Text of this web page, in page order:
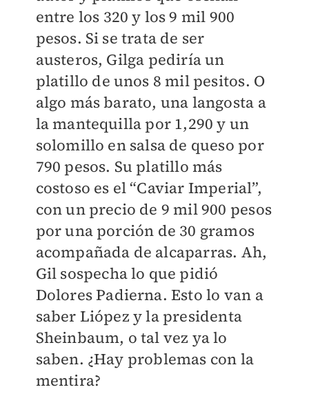
entre los 320 y los 9 mil 900
pesos. Si se trata de ser
austeros, Gilga pediría un
platillo de unos 8 mil pesitos. O
algo más barato, una langosta a
la mantequilla por 1,290 y un
solomillo en salsa de queso por
790 pesos. Su platillo más
costoso es el “Caviar Imperial”,
con un precio de 9 mil 900 pesos
por una porción de 30 gramos
acompañada de alcaparras. Ah,
Gil sospecha lo que pidió
Dolores Padierna. Esto lo van a
saber Liópez y la presidenta
Sheinbaum, o tal vez ya lo
saben. ¿Hay problemas con la
mentira?